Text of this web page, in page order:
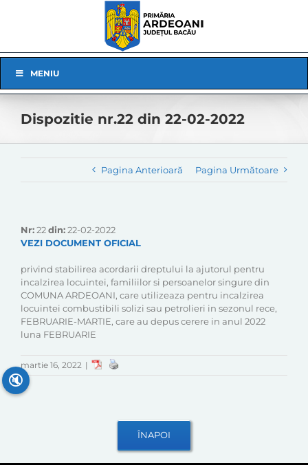
Navigation
MENIU
Dispozitie nr.22 din 22-02-2022
Pagina Anterioară Pagina Următoare
Nr:22din:22-02-2022
VEZI DOCUMENT OFICIAL
privind stabilirea acordarii dreptului la ajutorul pentru
incalzirea locuintei, familiilor si persoanelor singure din
COMUNA ARDEOANI, care utilizeaza pentru incalzirea
locuintei combustibili solizi sau petrolieri in sezonul rece,
FEBRUARIE-MARTIE, care au depus cerere in anul 2022
luna FEBRUARIE
martie 16, 2022 |
🔇